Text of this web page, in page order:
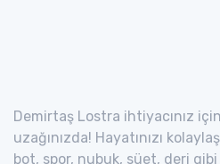
Demirtaş Lostra ihtiyacınız
uzağınızda! Hayatınızı
bot, spor, nubuk, süet, deri